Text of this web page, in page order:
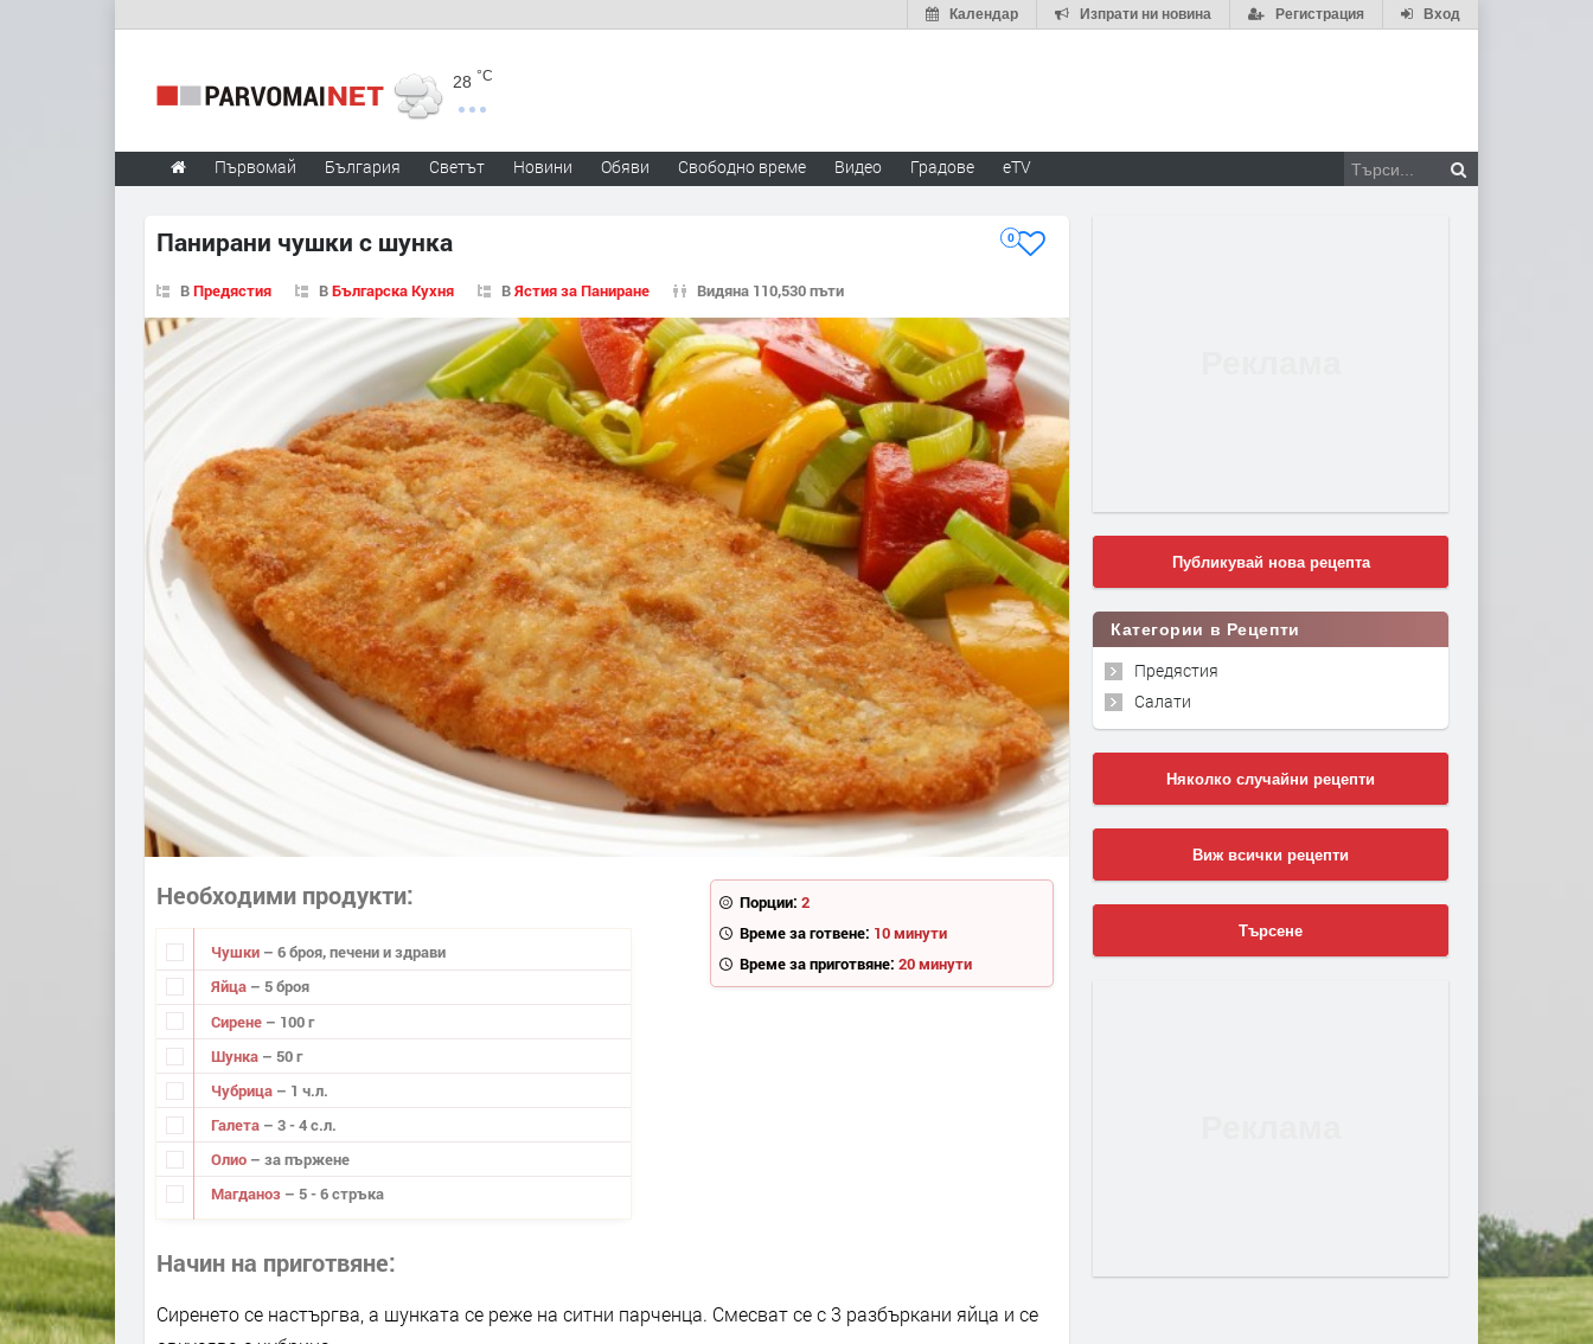
Вход
Регистрация
Изпрати ни новина
Календар
28 °C
Първомай България Светът Новини Обяви Свободно време Видео Градове eTV
Панирани чушки с шунка 0
ВПредястия ВБългарска Кухня ВЯстия за Паниране Видяна 110,530 пъти
Порции: 2
Време за готвене: 10 минути
Време за приготвяне: 20 минути
Необходими продукти
Чушки – 6 броя, печени и здрави
Яйца – 5 броя
Сирене – 100 г
Шунка – 50 г
Чубрица – 1 ч.л.
Галета – 3 - 4 с.л.
Олио – за пържене
Магданоз – 5 - 6 стръка
Начин на приготвяне
Сиренето се настъргва, а шунката се реже на ситни парченца. Смесват се с 3 разбъркани яйца и се
Публикувай нова рецепта
Категории в Рецепти
Предястия
Салати
Няколко случайни рецепти
Виж всички рецепти
Търсене